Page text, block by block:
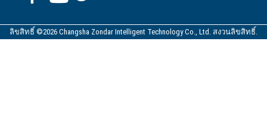
ลิขสิทธิ์ ©2026 Changsha Zondar Intelligent Technology Co., Ltd. สงวนลิขสิทธิ์.